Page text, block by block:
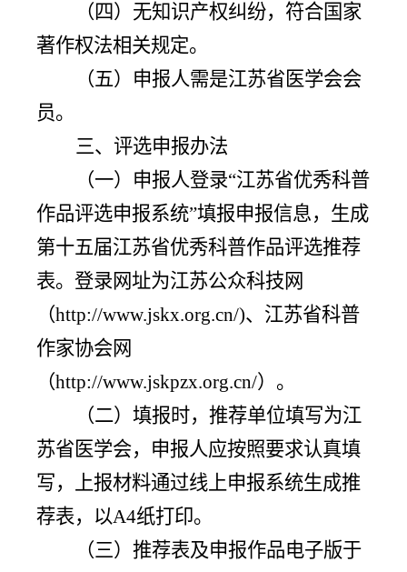
（四）无知识产权纠纷，符合国家
著作权法相关规定。
（五） 申报人需是江苏省医学会会
员。
三、评选申报办法
（一） 申报人登录“江苏省优秀科普
作品评选申报系统”填报申报信息，生成
第十五届江苏省优秀科普作品评选推荐
表。登录网址为江苏公众科技网
（http://www.jskx.org.cn/)、江苏省科普
作家协会网
（http://www.jskpzx.org.cn/）。
（二）填报时，推荐单位填写为江
苏省医学会，申报人应按照要求认真填
写，上报材料通过线上申报系统生成推
荐表， 以A4纸打印。
（三） 推荐表及申报作品电子版于